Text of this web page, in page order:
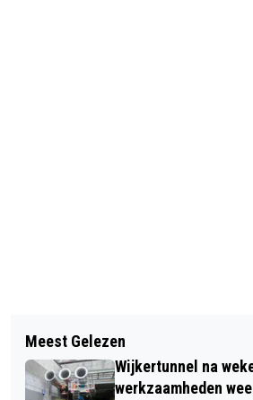
WEER
BOUWER ZEESLUIS
KORENFESTIVAL VOOR
HOSPICE BEVERWIJK BIJ
Meest Gelezen
Wijkertunnel na
werkzaamheden